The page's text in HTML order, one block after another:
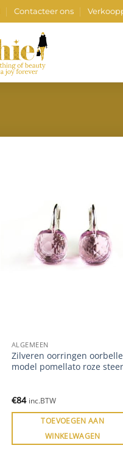
Contacteer ons
ALGEMEEN
Zilveren oorringen
model pomellato roze
€84 inc.BTW
TOEVOEGEN AAN
WINKELWAGEN